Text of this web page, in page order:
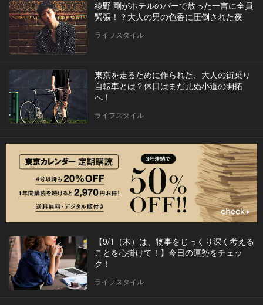
綾野 剛がホテルのバーで放った一言に全員
緊張！？大人の男の色香に圧倒された夜
ライフスタイル
東京を走るために作られた、大人の街乗り
自転車とは？休日はまだ見ぬ小道の開拓
へ！
ライフスタイル
【9/1（木）は、物事をじっくり深く考える
ことを心掛けて！】今日の運勢をチェッ
ク！
ライフスタイル